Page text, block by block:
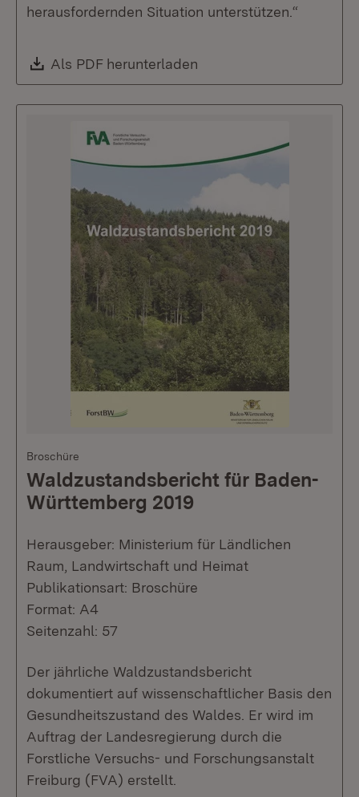
herausfordernden Situation unterstützen.“
Download:
Als PDF herunterladen
Broschüre
Waldzustandsbericht für Baden-
Württemberg 2019
Herausgeber: Ministerium für Ländlichen
Raum, Landwirtschaft und Heimat
Publikationsart: Broschüre
Format: A4
Seitenzahl: 57
Der jährliche Waldzustandsbericht
dokumentiert auf wissenschaftlicher Basis den
Gesundheitszustand des Waldes. Er wird im
Auftrag der Landesregierung durch die
Forstliche Versuchs- und Forschungsanstalt
Freiburg (FVA) erstellt.